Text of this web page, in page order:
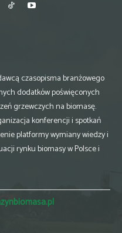
czasopisma branżowego
dodatków poświęconych
grzewczych na biomasę.
konferencji i spotkań
platformy wymiany wiedzy i
rynku biomasy w Polsce i